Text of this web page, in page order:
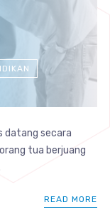
datang secara
tua berjuang
READ MORE